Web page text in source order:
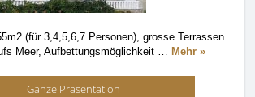
(für 3,4,5,6,7 Personen), grosse Terrassen
Meer, Aufbettungsmöglichkeit … Mehr »
Ganze Präsentation